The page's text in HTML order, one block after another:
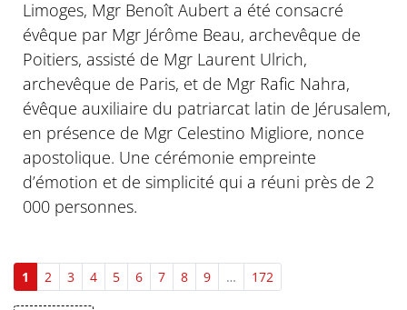
Limoges, Mgr Benoît Aubert a été consacré
évêque par Mgr Jérôme Beau, archevêque de
Poitiers, assisté de Mgr Laurent Ulrich,
archevêque de Paris, et de Mgr Rafic Nahra,
évêque auxiliaire du patriarcat latin de Jérusalem,
en présence de Mgr Celestino Migliore, nonce
apostolique. Une cérémonie empreinte
d’émotion et de simplicité qui a réuni près de 2
000 personnes.
1 2 3 4 5 6 7 8 9 … 172